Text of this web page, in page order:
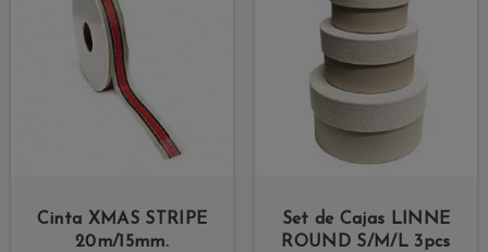
Cinta XMAS STRIPE
20m/15mm.
Set de Cajas LINNE
ROUND S/M/L 3pcs